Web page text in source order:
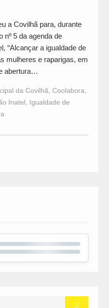
a Covilhã para, durante
nº 5 da agenda de
“Alcançar a igualdade de
mulheres e raparigas, em
abertura…
da Covilhã Coolabora
Inatel
Igualdade de